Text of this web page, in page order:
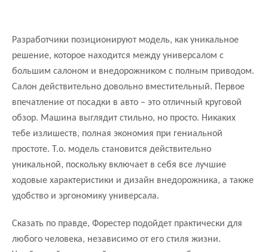
Разработчики позиционируют модель, как уникальное
решение, которое находится между универсалом с
большим салоном и внедорожником с полным приводом.
Салон действительно довольно вместительный. Первое
впечатление от посадки в авто – это отличный круговой
обзор. Машина выглядит стильно, но просто. Никаких
тебе излишеств, полная экономия при гениальной
простоте. Т.о. модель становится действительно
уникальной, поскольку включает в себя все лучшие
ходовые характеристики и дизайн внедорожника, а также
удобство и эргономику универсала.
Сказать по правде, Форестер подойдет практически для
любого человека, независимо от его стиля жизни.